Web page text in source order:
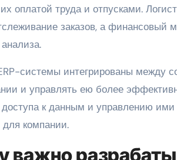
оплатой труда и отпусками.
заказов, а финансовый
системы интегрированы между
и управлять ею более
к данным и управлению
компании.
важно